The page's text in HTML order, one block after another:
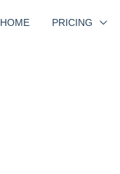
HOME PRICING